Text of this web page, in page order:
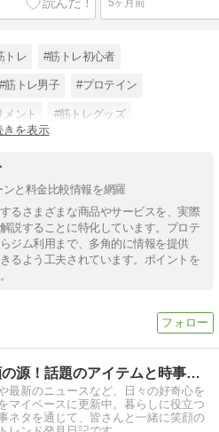
5ヶ月前
トレ #筋トレ初心者
#筋トレ男子 #プロテイン
メント #筋トレグッズ
きを表示
と料金比較情報を網羅
るさまざまな商品やサービスを、実際
説することに特化しています。プロテ
ジム利用まで、多角的に情報を提供
るよう工夫されています。ポイントを
好奇心は笑顔の源！話題のアイテムと時事ネタ日記
最新のニュースなど、日々の好奇心を
マイペースに更新中。暮らしに役立つ
ネタを通じて、皆さんと一緒に笑顔の